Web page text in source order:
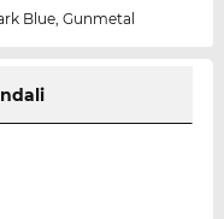
Blue, Gunmetal